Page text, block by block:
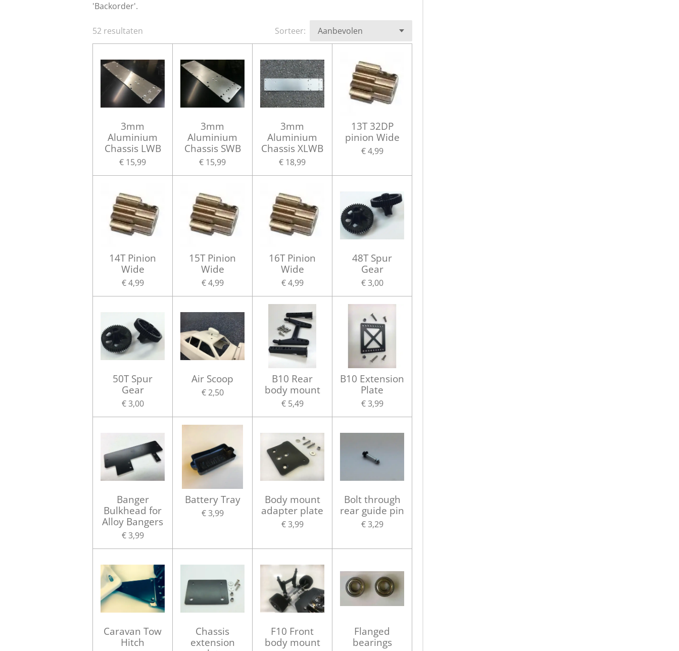
'Backorder'.
52 resultaten Sorteer:
3mm
Aluminium
Chassis LWB
€ 15,99
3mm
Aluminium
Chassis SWB
€ 15,99
3mm
Aluminium
Chassis XLWB
€ 18,99
13T 32DP
pinion Wide
€ 4,99
14T Pinion
Wide
€ 4,99
15T Pinion
Wide
€ 4,99
16T Pinion
Wide
€ 4,99
48T Spur
Gear
€ 3,00
50T Spur
Gear
€ 3,00
Air Scoop
€ 2,50
B10 Rear
body mount
€ 5,49
B10 Extension
Plate
€ 3,99
Banger
Bulkhead for
Alloy Bangers
€ 3,99
Battery Tray
€ 3,99
Body mount
adapter plate
€ 3,99
Bolt through
rear guide pin
€ 3,29
Caravan Tow
Hitch
Chassis
extension
F10 Front
body mount
Flanged
bearings